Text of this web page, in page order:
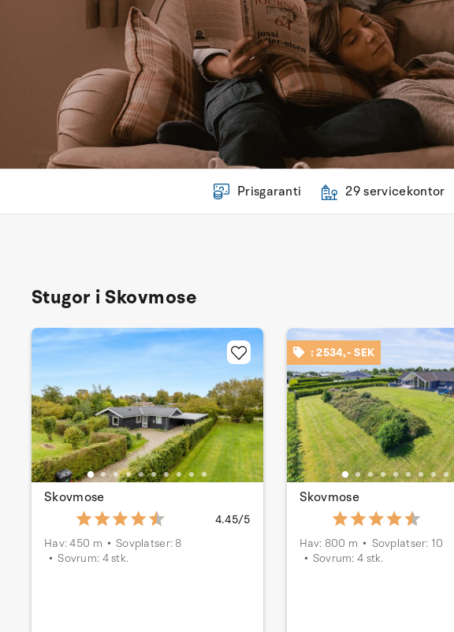
Prisgaranti 29 servicekontor
Stugor i Skovmose
Skovmose
4.45/5
Hav: 450 m
Sovplatser: 8
Sovrum: 4 stk.
: 2534,- SEK
Skovmose
Hav: 800 m
Sovplatser: 10
Sovrum: 4 stk.